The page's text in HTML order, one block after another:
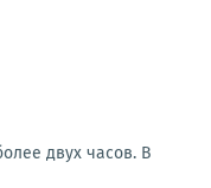
двух часов. В